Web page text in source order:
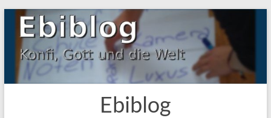
Zum
Inhalt
springen
Ebiblog